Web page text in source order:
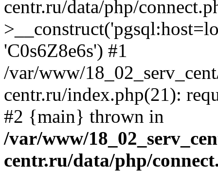
centr.ru/data/php/
'C0s6Z8e6s') #1
/var/www/
centr.ru/index.php(21):
#2 {main} thrown in
/var/www/
centr.ru/data/php/